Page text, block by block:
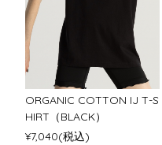
ORGANIC COTTON IJ T-S
HIRT（BLACK）
¥7,040(税込)